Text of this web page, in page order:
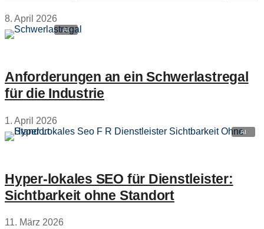
8. April 2026
Anforderungen an ein Schwerlastregal
für die Industrie
1. April 2026
Hyper‑lokales SEO für Dienstleister:
Sichtbarkeit ohne Standort
11. März 2026